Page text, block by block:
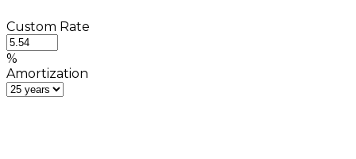
Custom Rate
%
Amortization